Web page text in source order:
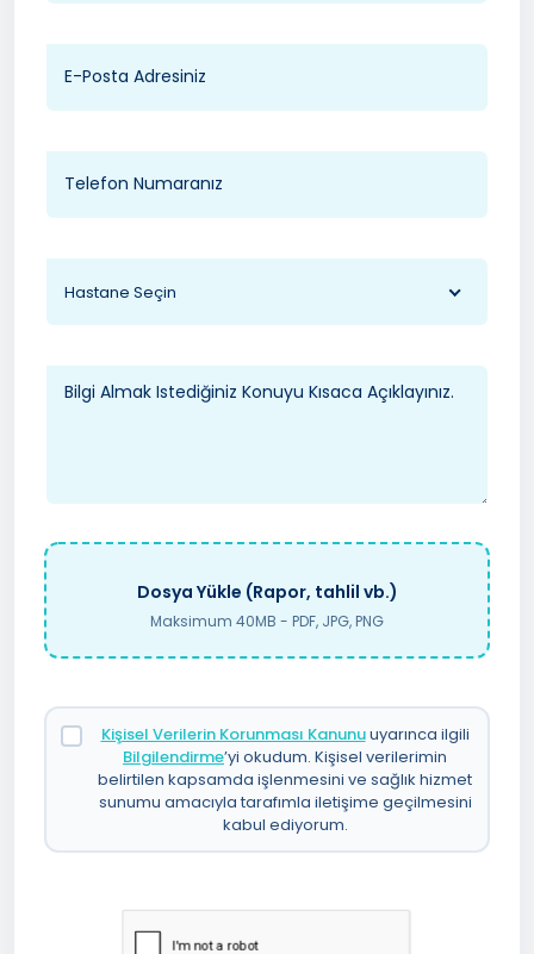
Hastane Seçin
Dosya Yükle (Rapor, tahlil vb.)
Maksimum 40MB - PDF, JPG, PNG
Kişisel Verilerin Korunması Kanunuuyarınca ilgili
Bilgilendirme’yi okudum. Kişisel verilerimin
belirtilen kapsamda işlenmesini ve sağlık hizmet
sunumu amacıyla tarafımla iletişime geçilmesini
kabul ediyorum.